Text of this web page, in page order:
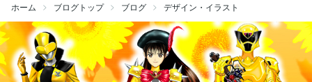
ホーム ブログトップ ブログ デザイン・イラスト